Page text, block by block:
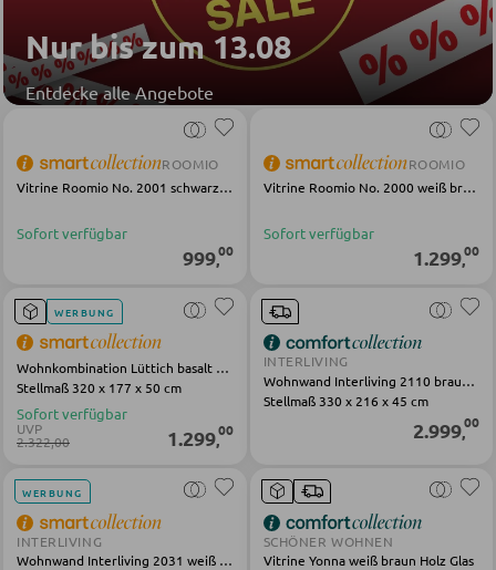
Highboards
Lowboards
REGALE
Wandregale
Holzregale
WOHNWÄNDE
Anbauwände
TV-MÖBEL
Nur bis zum 13.08
Entdecke alle Angebote
ROOMIO
Vitrine Roomio No. 2001 schwarz Mangoholz
Sofort verfügbar
999,00
ROOMIO
Vitrine Roomio No. 2000 weiß braun Esche
Sofort verfügbar
1.299,00
WERBUNG
Wohnkombination Lüttich basalt Eiche
Stellmaß 320 x 177 x 50 cm
Sofort verfügbar
UVP
2.322,00 1.299,00
INTERLIVING
Wohnwand Interliving 2110 braun Eiche
Stellmaß 330 x 216 x 45 cm
2.999,00
WERBUNG
INTERLIVING
Wohnwand Interliving 2031 weiß Holz
SCHÖNER WOHNEN
Vitrine Yonna weiß braun Holz Glas